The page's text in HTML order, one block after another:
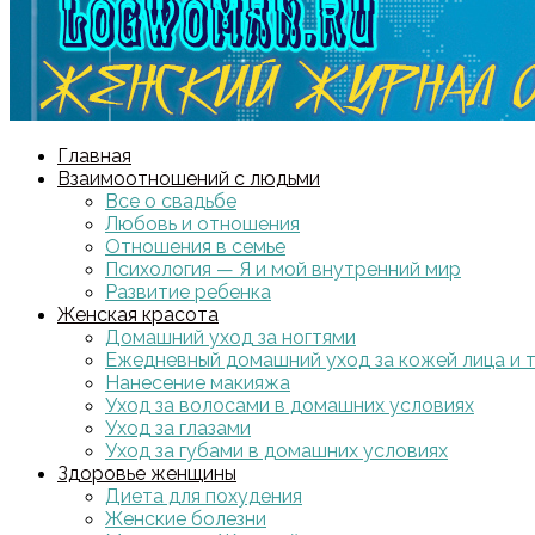
Главная
Взаимоотношений с людьми
Все о свадьбе
Любовь и отношения
Отношения в семье
Психология — Я и мой внутренний мир
Развитие ребенка
Женская красота
Домашний уход за ногтями
Ежедневный домашний уход за кожей лица и
Нанесение макияжа
Уход за волосами в домашних условиях
Уход за глазами
Уход за губами в домашних условиях
Здоровье женщины
Диета для похудения
Женские болезни